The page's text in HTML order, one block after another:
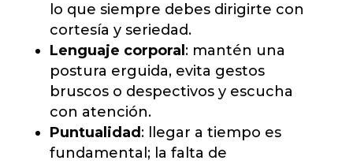
lo que siempre debes dirigirte con
cortesía y seriedad.
Lenguaje corporal : mantén una
postura erguida, evita gestos
bruscos o despectivos y escucha
con atención.
Puntualidad : llegar a tiempo es
fundamental; la falta de